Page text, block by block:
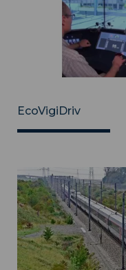
EcoVigiDriv